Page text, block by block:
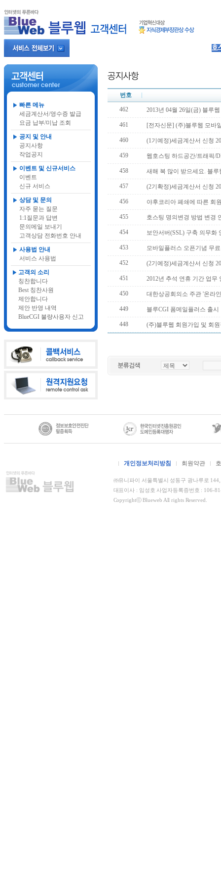
빠른 메뉴
세금계산서/영수증 발급
요금 납부/미납 조회
공지 및 안내
공지사항
작업공지
이벤트 및 신규서비스
이벤트
신규 서비스
상담 및 문의
자주 묻는 질문
1:1질문과 답변
문의메일 보내기
고객상담 전화번호 안내
사용법 안내
서비스 사용법
고객의 소리
칭찬합니다
Best 칭찬사원
제안합니다
제안 반영 내역
BlueCGI 불량사용자 신고
번호
462 2013년 04월 26일(금) 블루
461 [전자신문] (주)블루웹 모바
460 (1기예정)세금계산서 신청
459 웹호스팅 하드공간/트래픽/
458 새해 복 많이 받으세요. 블
457 (2기확정)세금계산서 신청
456 야후코리아 폐쇄에 따른 회
455 호스팅 명의변경 방법 변경
454 보안서버(SSL) 구축 의무화
453 모바일플러스 오픈기념 무
452 (2기예정)세금계산서 신청
451 2012년 추석 연휴 기간 업무
450 대한상공회의소 주관 '온라
449 블루CGI 폼메일플러스 출시
448 (주)블루웹 회원가입 및 회
개인정보처리방침 회원약관
㈜유니파이 서울특별시 성동구 광나루로
대표이사 : 임성호 사업자등록증번호 : 106-
Copyrightⓒ Blueweb All rights Reserved.